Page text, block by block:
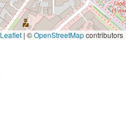
Leaflet | ©OpenStreetMapcontributors